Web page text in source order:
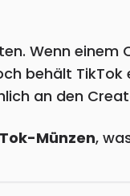
Wenn einem
behält TikTok
an den
Münzen,